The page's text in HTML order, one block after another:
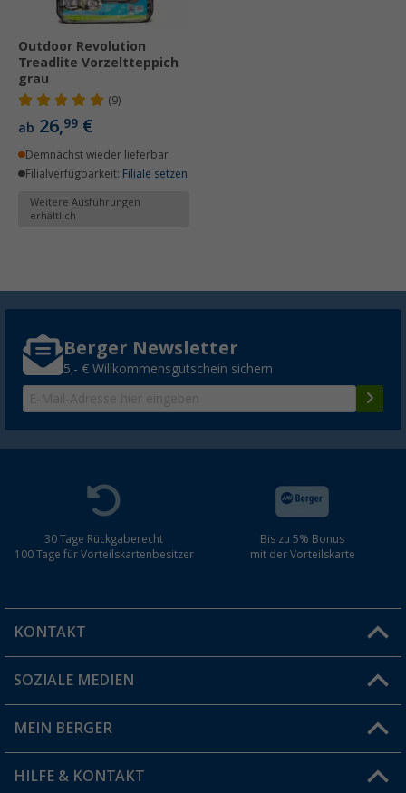
Outdoor Revolution
Treadlite Vorzeltteppich
grau
(9)
ab 26,99 €
Demnächst wieder lieferbar
Filialverfügbarkeit: Filiale setzen
Weitere Ausführungen
erhältlich
Berger Newsletter
5,- € Willkommensgutschein sichern
30 Tage Rückgaberecht
100 Tage für Vorteilskartenbesitzer
Bis zu 5% Bonus
mit der Vorteilskarte
KONTAKT
Du hast eine Frage?
Filiale finden
SOZIALE MEDIEN
MEIN BERGER
Vorteilskarte
HILFE & KONTAKT